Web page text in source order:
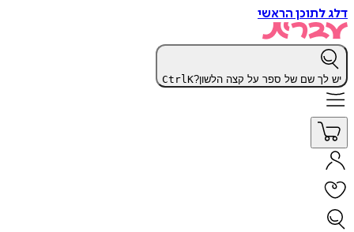
דלג לתוכן הראשי
יש לך שם של ספר על קצה הלשון? CtrlK